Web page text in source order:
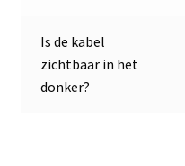
Is de kabel
zichtbaar in het
donker?